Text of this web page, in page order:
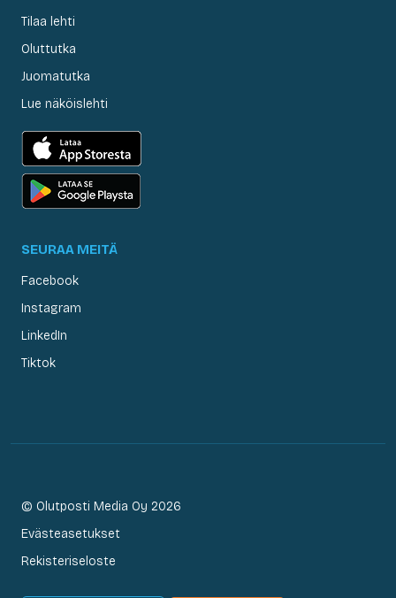
Tilaa lehti
Oluttutka
Juomatutka
Lue näköislehti
SEURAA MEITÄ
Facebook
Instagram
LinkedIn
Tiktok
© Olutposti Media Oy 2026
Evästeasetukset
Rekisteriseloste